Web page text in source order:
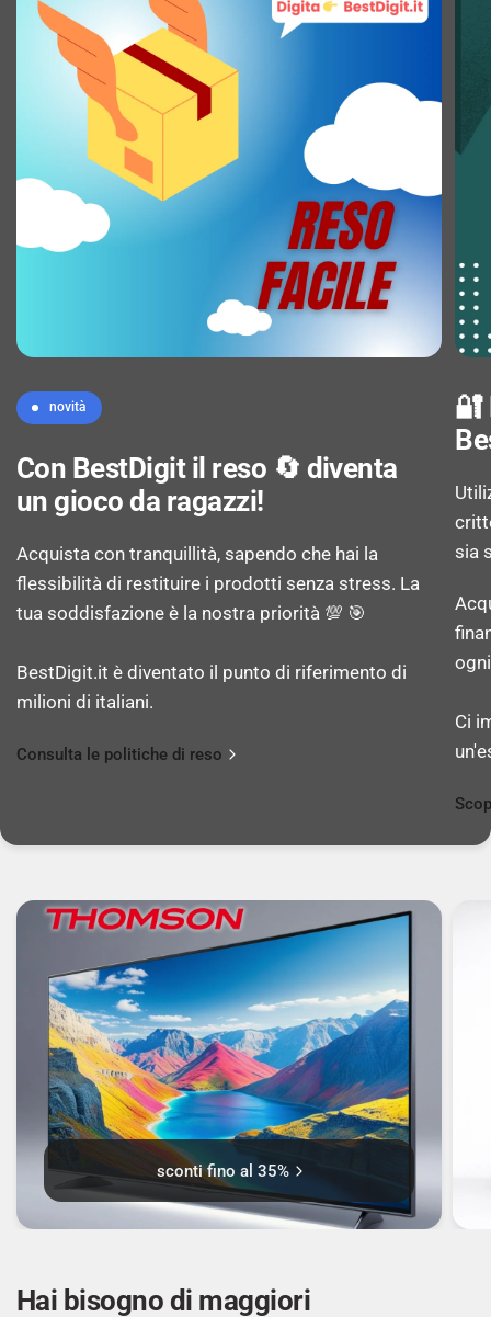
(punti per pollice)
Frequenza di aggiornamento del secondo
display: 60 Hz
PROCESSORE
Famiglia processore: Qualcomm Snapdragon
Modello del processore: 7 Gen 1
ARCHIVIAZIONE
Capacità della RAM: 8 GB
Tipo di RAM: LPDDR4X
Capacità memoria interna: 256 GB
Tipi schede di memoria: Non supportato
MACCHINA FOTOGRAFICA
Risoluzione fotocamera posteriore (numerico):
Risoluzione della seconda fotocamera
posteriore (numerica): 13 MP
Numero di aperture della fotocamera posteriore:
1,7
Numero di aperture della seconda fotocamera
posteriore: 2,2
Dimensione in pixel della fotocamera posteriore:
novità
Con BestDigit il reso 🔄 diventa
un gioco da ragazzi!
Acquista con tranquillità, sapendo che hai la
flessibilità di restituire i prodotti senza stress. La
tua soddisfazione è la nostra priorità 💯 🎯
BestDigit.it è diventato il punto di riferimento di
milioni di italiani.
Consulta le politiche di reso
🔐
sia
Ci
sconti fino al 35%
Hai bisogno di maggiori